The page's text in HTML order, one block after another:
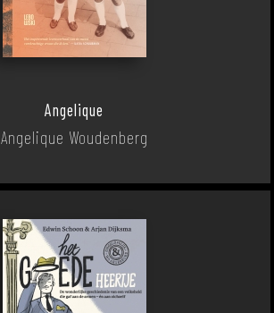
Angelique
Angelique Woudenberg